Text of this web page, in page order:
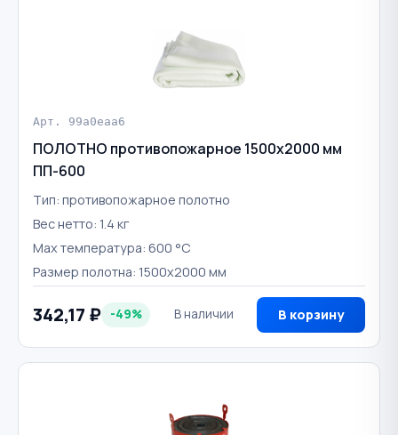
Арт. 99a0eaa6
ПОЛОТНО противопожарное 1500х2000 мм
ПП-600
Тип: противопожарное полотно
Вес нетто: 1.4 кг
Max температура: 600 °С
Размер полотна: 1500х2000 мм
342,17 ₽ -49% В наличии В корзину